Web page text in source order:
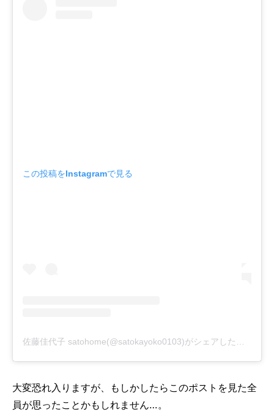
この投稿をInstagramで見る
佐藤佳代子 satohome(@satokayoko0103)がシェアした投稿
大変恐れ入りますが、もしかしたらこのポストを見た全
員が思ったことかもしれません…。